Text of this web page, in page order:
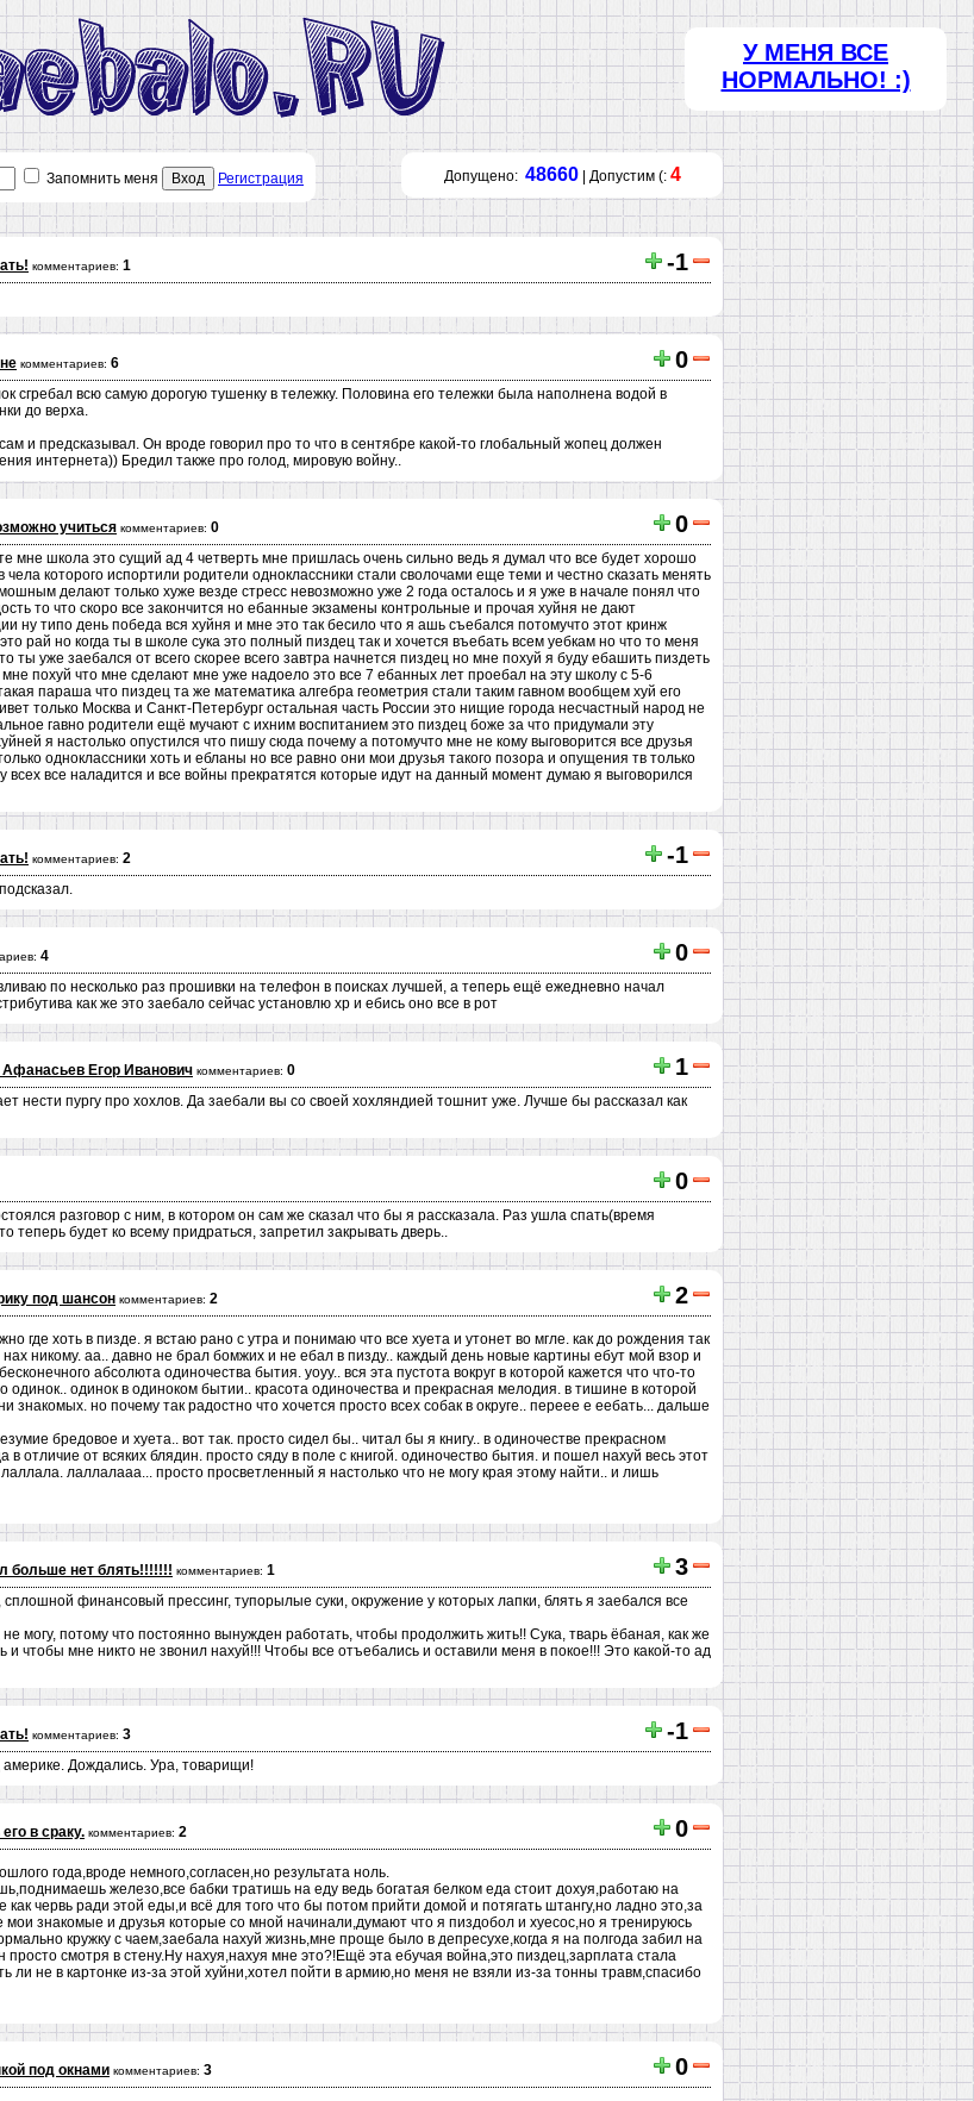
У МЕНЯ ВСЕ
НОРМАЛЬНО! :)
Запомнить меня Вход Регистрация Допущено: 48660| Допустим (: 4
комментариев: 1 -1
комментариев: 6 0
сгребал всю самую дорогую тушенку в тележку. Половина его тележки была наполнена водой в
до верха.
и предсказывал. Он вроде говорил про то что в сентябре какой-то глобальный жопец должен
интернета)) Бредил также про голод, мировую войну..
учиться комментариев: 0 0
мне школа это сущий ад 4 четверть мне пришлась очень сильно ведь я думал что все будет хорошо
которого испортили родители одноклассники стали сволочами еще теми и честно сказать менять
делают только хуже везде стресс невозможно уже 2 года осталось и я уже в начале понял что
то что скоро все закончится но ебанные экзамены контрольные и прочая хуйня не дают
ну типо день победа вся хуйня и мне это так бесило что я ашь съебался потомучто этот кринж
рай но когда ты в школе сука это полный пиздец так и хочется въебать всем уебкам но что то меня
ты уже заебался от всего скорее всего завтра начнется пиздец но мне похуй я буду ебашить пиздеть
похуй что мне сделают мне уже надоело это все 7 ебанных лет проебал на эту школу с 5-6
параша что пиздец та же математика алгебра геометрия стали таким гавном вообщем хуй его
только Москва и Санкт-Петербург остальная часть России это нищие города несчастный народ не
гавно родители ещё мучают с ихним воспитанием это пиздец боже за что придумали эту
я настолько опустился что пишу сюда почему а потомучто мне не кому выговорится все друзья
одноклассники хоть и ебланы но все равно они мои друзья такого позора и опущения тв только
все наладится и все войны прекратятся которые идут на данный момент думаю я выговорился
комментариев: 2 -1
4 0
по несколько раз прошивки на телефон в поисках лучшей, а теперь ещё ежедневно начал
как же это заебало сейчас установлю хр и ебись оно все в рот
Афанасьев Егор Иванович комментариев: 0 1
нести пургу про хохлов. Да заебали вы со своей хохляндией тошнит уже. Лучше бы рассказал как
0
разговор с ним, в котором он сам же сказал что бы я рассказала. Раз ушла спать(время
теперь будет ко всему придраться, запретил закрывать дверь..
под шансон комментариев: 2 2
где хоть в пизде. я встаю рано с утра и понимаю что все хуета и утонет во мгле. как до рождения так
никому. аа.. давно не брал бомжих и не ебал в пизду.. каждый день новые картины ебут мой взор и
абсолюта одиночества бытия. уоуу.. вся эта пустота вокруг в которой кажется что что-то
одинок.. одинок в одиноком бытии.. красота одиночества и прекрасная мелодия. в тишине в которой
знакомых. но почему так радостно что хочется просто всех собак в округе.. переее е еебать... дальше
бредовое и хуета.. вот так. просто сидел бы.. читал бы я книгу.. в одиночестве прекрасном
в отличие от всяких блядин. просто сяду в поле с книгой. одиночество бытия. и пошел нахуй весь этот
лаллалааа... просто просветленный я настолько что не могу края этому найти.. и лишь
больше нет блять!!!!!!! комментариев: 1 3
финансовый прессинг, тупорылые суки, окружение у которых лапки, блять я заебался все
могу, потому что постоянно вынужден работать, чтобы продолжить жить!! Сука, тварь ёбаная, как же
и чтобы мне никто не звонил нахуй!!! Чтобы все отъебались и оставили меня в покое!!! Это какой-то ад
комментариев: 3 -1
америке. Дождались. Ура, товарищи!
в сраку. комментариев: 2 0
года,вроде немного,согласен,но результата ноль.
железо,все бабки тратишь на еду ведь богатая белком еда стоит дохуя,работаю на
червь ради этой еды,и всё для того что бы потом прийти домой и потягать штангу,но ладно это,за
знакомые и друзья которые со мной начинали,думают что я пиздобол и хуесос,но я тренируюсь
кружку с чаем,заебала нахуй жизнь,мне проще было в депресухе,когда я на полгода забил на
просто смотря в стену.Ну нахуя,нахуя мне это?!Ещё эта ебучая война,это пиздец,зарплата стала
ли не в картонке из-за этой хуйни,хотел пойти в армию,но меня не взяли из-за тонны травм,спасибо
под окнами комментариев: 3 0